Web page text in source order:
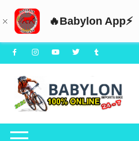
🔥Babylon App⚡
Saltar
al
contenido